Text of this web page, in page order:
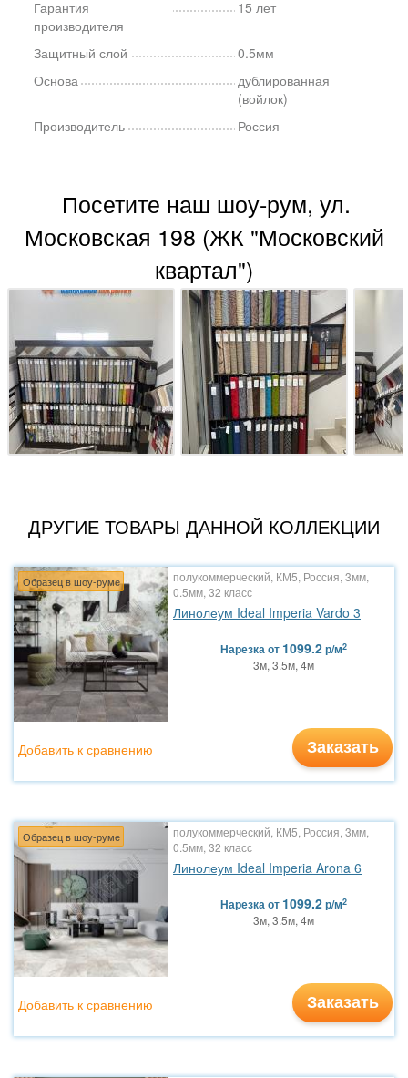
Гарантия
производителя
15 лет
Защитный слой
0.5мм
Основа
дублированная
(войлок)
Производитель
Россия
Посетите наш шоу-рум, ул.
Московская 198 (ЖК "Московский
квартал")
ДРУГИЕ ТОВАРЫ ДАННОЙ КОЛЛЕКЦИИ
Образец в шоу-руме
полукоммерческий, КМ5, Россия, 3мм,
0.5мм, 32 класс
Линолеум Ideal Imperia Vardo 3
Нарезкаот 1099.2р/м2
3м, 3.5м, 4м
Заказать
Добавить к сравнению
Образец в шоу-руме
полукоммерческий, КМ5, Россия, 3мм,
0.5мм, 32 класс
Линолеум Ideal Imperia Arona 6
Нарезкаот 1099.2р/м2
3м, 3.5м, 4м
Заказать
Добавить к сравнению